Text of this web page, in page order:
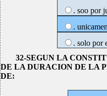
. soo por
.
. solo por
32-SEGUN LA
DE LA DURACION DE LA
DE: